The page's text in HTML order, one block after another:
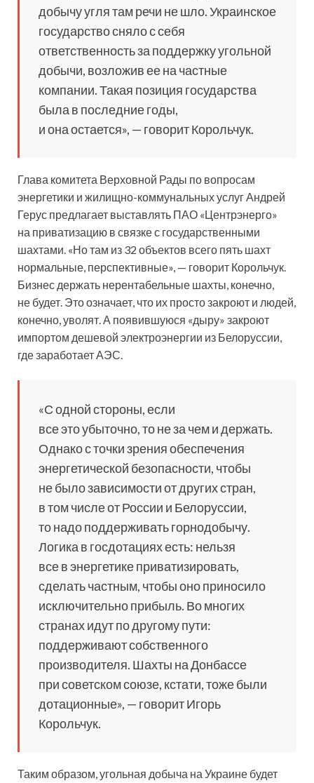
добычу угля там речи не шло. Украинское
государство сняло с себя
ответственность за поддержку угольной
добычи, возложив ее на частные
компании. Такая позиция государства
была в последние годы,
и она остается», — говорит Корольчук.
Глава комитета Верховной Рады по вопросам
энергетики и жилищно-коммунальных услуг Андрей
Герус предлагает выставлять ПАО «Центрэнерго»
на приватизацию в связке с государственными
шахтами. «Но там из 32 объектов всего пять шахт
нормальные, перспективные», — говорит Корольчук.
Бизнес держать нерентабельные шахты, конечно,
не будет. Это означает, что их просто закроют и людей,
конечно, уволят. А появившуюся «дыру» закроют
импортом дешевой электроэнергии из Белоруссии,
где заработает АЭС.
«С одной стороны, если
все это убыточно, то не за чем и держать.
Однако с точки зрения обеспечения
энергетической безопасности, чтобы
не было зависимости от других стран,
в том числе от России и Белоруссии,
то надо поддерживать горнодобычу.
Логика в госдотациях есть: нельзя
все в энергетике приватизировать,
сделать частным, чтобы оно приносило
исключительно прибыль. Во многих
странах идут по другому пути:
поддерживают собственного
производителя. Шахты на Донбассе
при советском союзе, кстати, тоже были
дотационные», — говорит Игорь
Корольчук.
Таким образом, угольная добыча на Украине будет